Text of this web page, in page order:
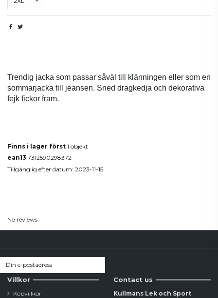
Trendig jacka som passar såväl till klänningen eller som en
sommarjacka till jeansen. Sned dragkedja och dekorativa
fejk fickor fram.
Finns i lager först 1 objekt
ean13 7312590298372
Tillgänglig efter datum: 2023-11-15
No reviews
Villkor
Köpvillkor
Contact us
Kullmans Lek och Sport